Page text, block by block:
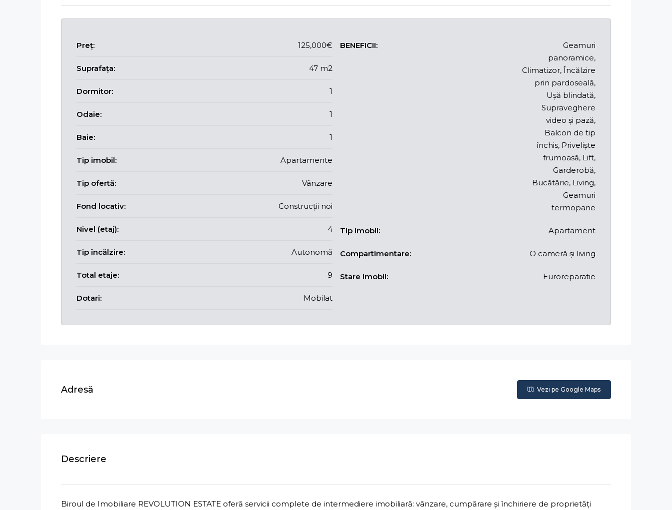
Preț: 125,000€
Suprafața: 47 m2
Dormitor: 1
Odaie: 1
Baie: 1
Tip imobil: Apartamente
Tip ofertă: Vânzare
Fond locativ: Construcții noi
Nivel (etaj): 4
Tip încălzire: Autonomă
Total etaje: 9
Dotari: Mobilat
BENEFICII:
Geamuri
panoramice,
Climatizor, Încălzire
prin pardoseală,
Ușă blindată,
Supraveghere
video și pază,
Balcon de tip
închis, Priveliște
frumoasă, Lift,
Garderobă,
Bucătărie, Living,
Geamuri
termopane
Tip imobil: Apartament
Compartimentare: O cameră și living
Stare Imobil: Euroreparatie
Adresă Vezi pe Google Maps
Descriere
Biroul de Imobiliare REVOLUTION ESTATE oferă servicii complete de intermediere imobiliară: vânzare, cumpărare și închiriere de proprietăți